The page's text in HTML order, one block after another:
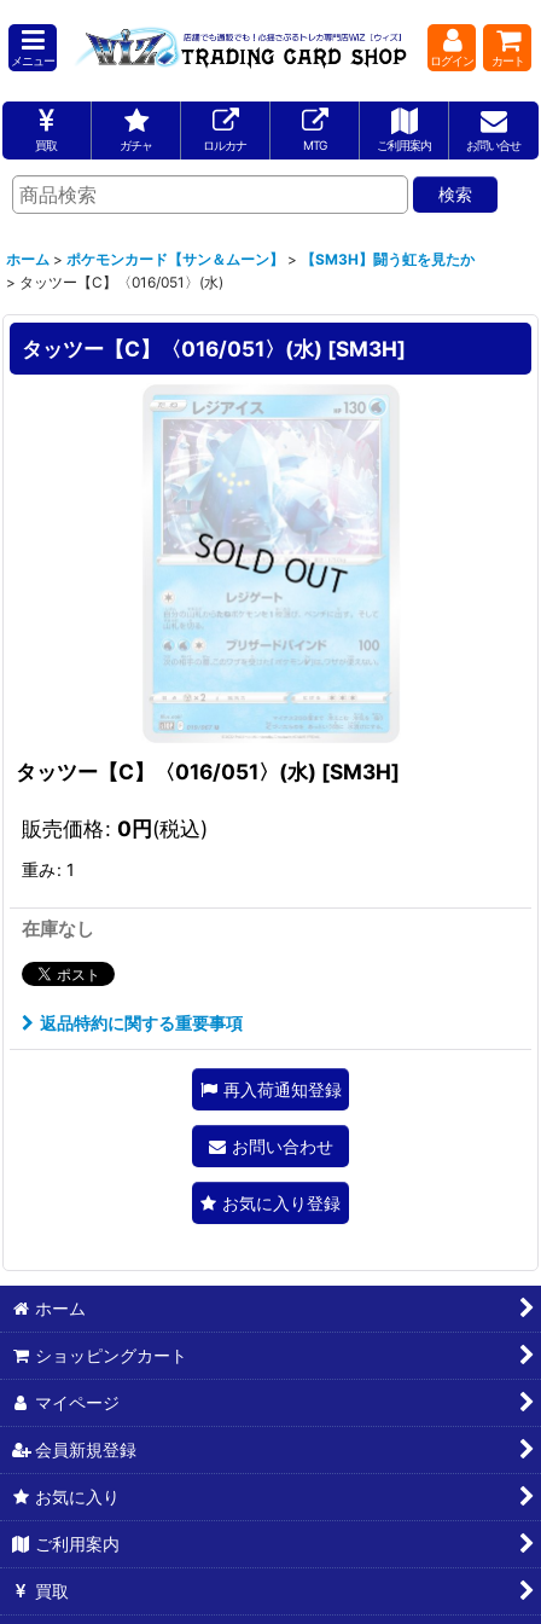
メニュー ログイン カート
買取 ガチャ ロルカナ MTG ご利用案内 お問い合せ
ホーム > ポケモンカード【サン＆ムーン】 >
【SM3H】闘う虹を見たか
> タッツー【C】〈016/051〉(水)
タッツー【C】〈016/051〉(水) [SM3H]
タッツー【C】〈016/051〉(水) [SM3H]
販売価格: 0円(税込)
重み: 1
在庫なし
返品特約に関する重要事項
再入荷通知登録
お問い合わせ
お気に入り登録
ホーム
ショッピングカート
マイページ
会員新規登録
お気に入り
ご利用案内
買取